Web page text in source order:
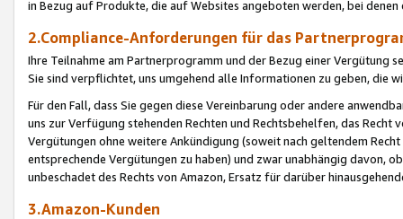
in Bezug auf Produkte, die auf Websites angeboten werden, bei
2.Compliance-Anforderungen für das
Ihre Teilnahme am Partnerprogramm und der Bezug einer Vergütung
Sie sind verpflichtet, uns umgehend alle Informationen zu geben, die
Für den Fall, dass Sie gegen diese Vereinbarung oder andere
uns zur Verfügung stehenden Rechten und Rechtsbehelfen, das
Vergütungen ohne weitere Ankündigung (soweit nach geltendem
entsprechende Vergütungen zu haben) und zwar unabhängig davon,
unbeschadet des Rechts von Amazon, Ersatz für darüber
3.Amazon-Kunden